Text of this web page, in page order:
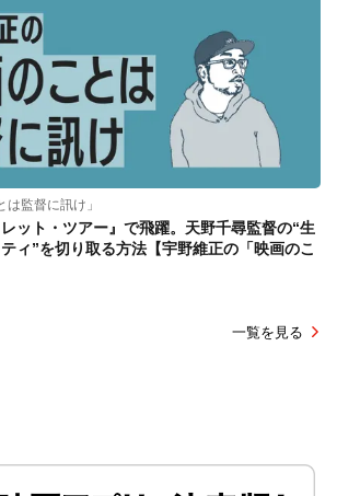
監督に訊け」
レット・ツアー』で飛躍。天野千尋監督の“生
ィ”を切り取る方法【宇野維正の「映画のこ
一覧を見る